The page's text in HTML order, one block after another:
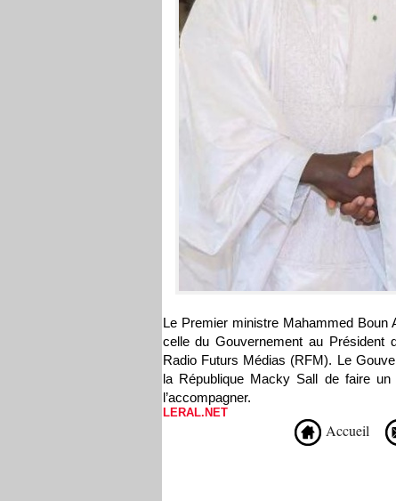
Le Premier ministre Mahammed Boun
celle du Gouvernement au
Radio Futurs Médias (RFM). Le
la République Macky Sall de faire
l’accompagner.
LERAL.NET
Accueil